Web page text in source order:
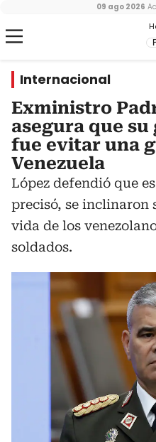
09 ago 2026
Internacional
Exministro
asegura que
fue evitar una
Venezuela
López defendió que
precisó, se inclinaron
vida de los
soldados.